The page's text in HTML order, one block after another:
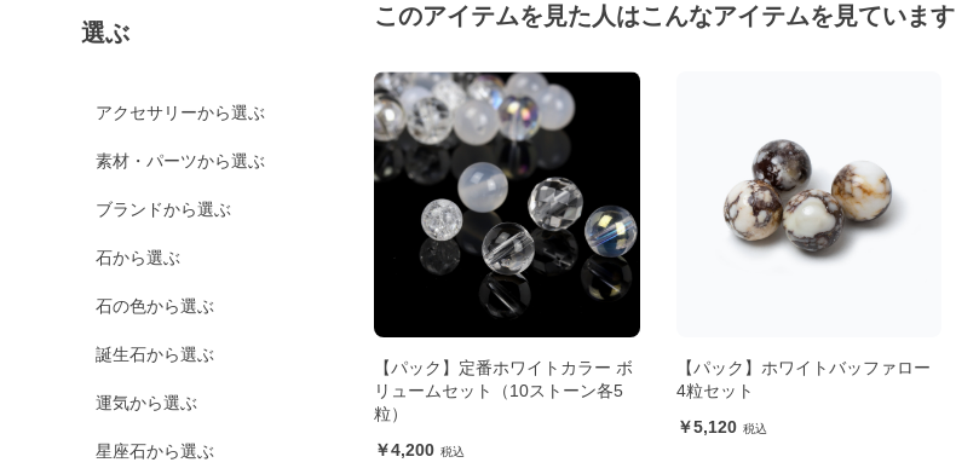
選ぶ
アクセサリーから選ぶ
素材・パーツから選ぶ
ブランドから選ぶ
石から選ぶ
石の色から選ぶ
誕生石から選ぶ
運気から選ぶ
星座石から選ぶ
このアイテムを見た人はこんなアイテムを見ています
【パック】定番ホワイトカラー ボ
リュームセット（10ストーン各5
粒）
4,200
【パック】ホワイトバッファロー
4粒セット
5,120
【粒売り/バラ売り】ブラジル クリ
スタル 6mm
170